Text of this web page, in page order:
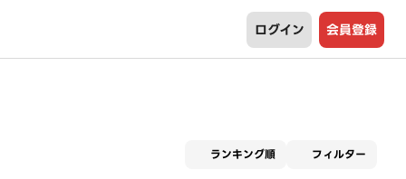
ログイン 会員登録
ランキング順 フィルター